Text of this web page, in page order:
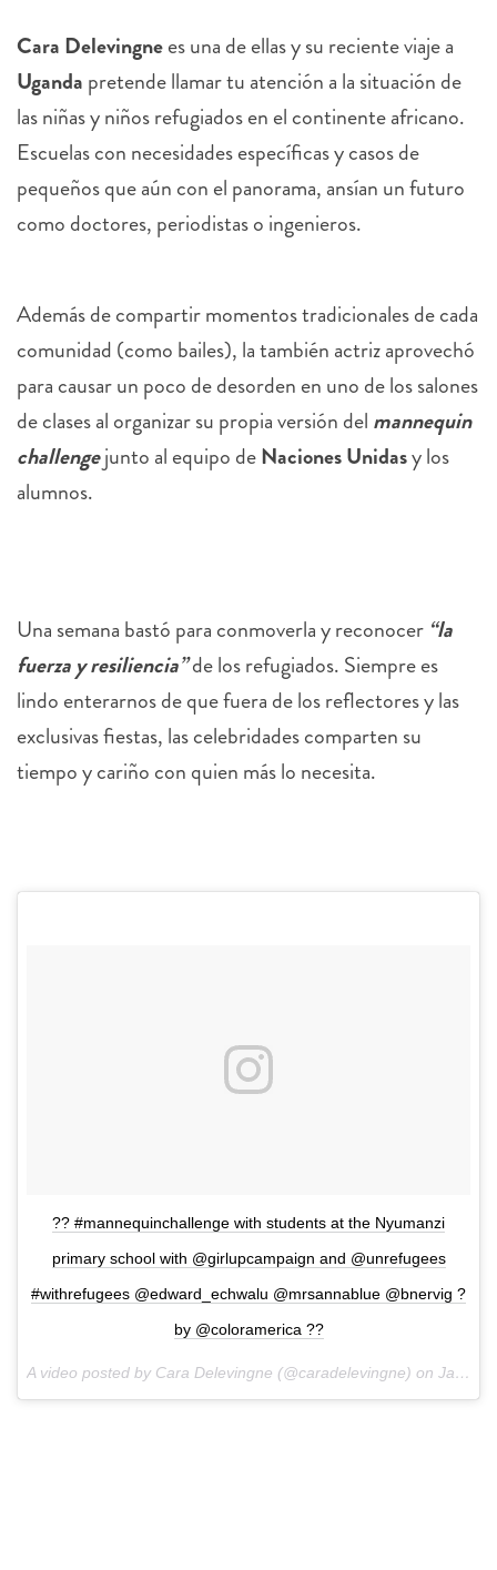
Cara Delevingnees una de ellas y su reciente viaje a
Uganda pretende llamar tu atención a la situación de
las niñas y niños refugiados en el continente africano.
Escuelas con necesidades específicas y casos de
pequeños que aún con el panorama, ansían un futuro
como doctores, periodistas o ingenieros.
Además de compartir momentos tradicionales de cada
comunidad (como bailes), la también actriz aprovechó
para causar un poco de desorden en uno de los salones
de clases al organizar su propia versión del mannequin
challengejunto al equipo deNaciones Unidasy los
alumnos.
Una semana bastó para conmoverla y reconocer “la
fuerza y resiliencia”de los refugiados. Siempre es
lindo enterarnos de que fuera de los reflectores y las
exclusivas fiestas, las celebridades comparten su
tiempo y cariño con quien más lo necesita.
?? #mannequinchallenge with students at the Nyumanzi
primary school with @girlupcampaign and @unrefugees
#withrefugees @edward_echwalu @mrsannablue @bnervig ?
by @coloramerica ??
A video posted by Cara Delevingne (@caradelevingne) on Jan 11, 2017 at 7:48am PST